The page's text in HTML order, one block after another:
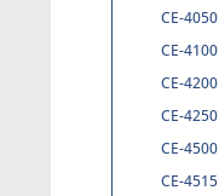
CE-4050
CE-4100
CE-4200
CE-4250
CE-4500
CE-4515